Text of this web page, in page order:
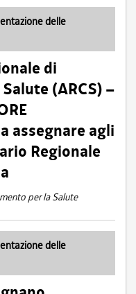
delle
di
(ARCS) –
assegnare agli
Regionale
per la Salute
delle